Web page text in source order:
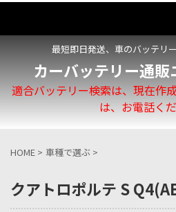
最短即日発送、車のバッテリ
カーバッテリー通
適合バッテリー検索は、現在作
は、お電話くだ
HOME > 車種で選ぶ >
クアトロポルテ S